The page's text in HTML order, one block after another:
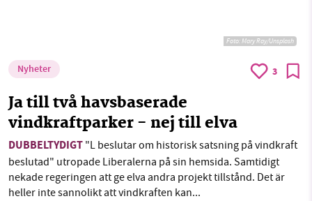
Foto:Mary Ray/Unsplash
Nyheter 3
Ja till två havsbaserade
vindkraftparker - nej till elva
DUBBELTYDIGT "L beslutar om historisk satsning på vindkraft
beslutad" utropade Liberalerna på sin hemsida. Samtidigt
nekade regeringen att ge elva andra projekt tillstånd. Det är
heller inte sannolikt att vindkraften kan...